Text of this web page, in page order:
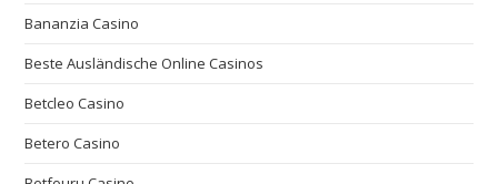
Bananzia Casino
Beste Ausländische Online Casinos
Betcleo Casino
Betero Casino